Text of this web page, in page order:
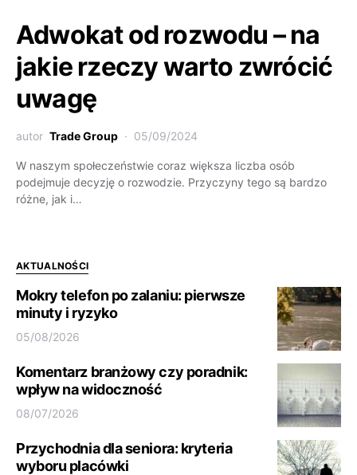
Adwokat od rozwodu – na
jakie rzeczy warto zwrócić
uwagę
autor Trade Group 05/09/2024
W naszym społeczeństwie coraz większa liczba osób
podejmuje decyzję o rozwodzie. Przyczyny tego są bardzo
różne, jak i…
AKTUALNOŚCI
Mokry telefon po zalaniu: pierwsze
minuty i ryzyko
05/08/2026
Komentarz branżowy czy poradnik:
wpływ na widoczność
08/07/2026
Przychodnia dla seniora: kryteria
wyboru placówki